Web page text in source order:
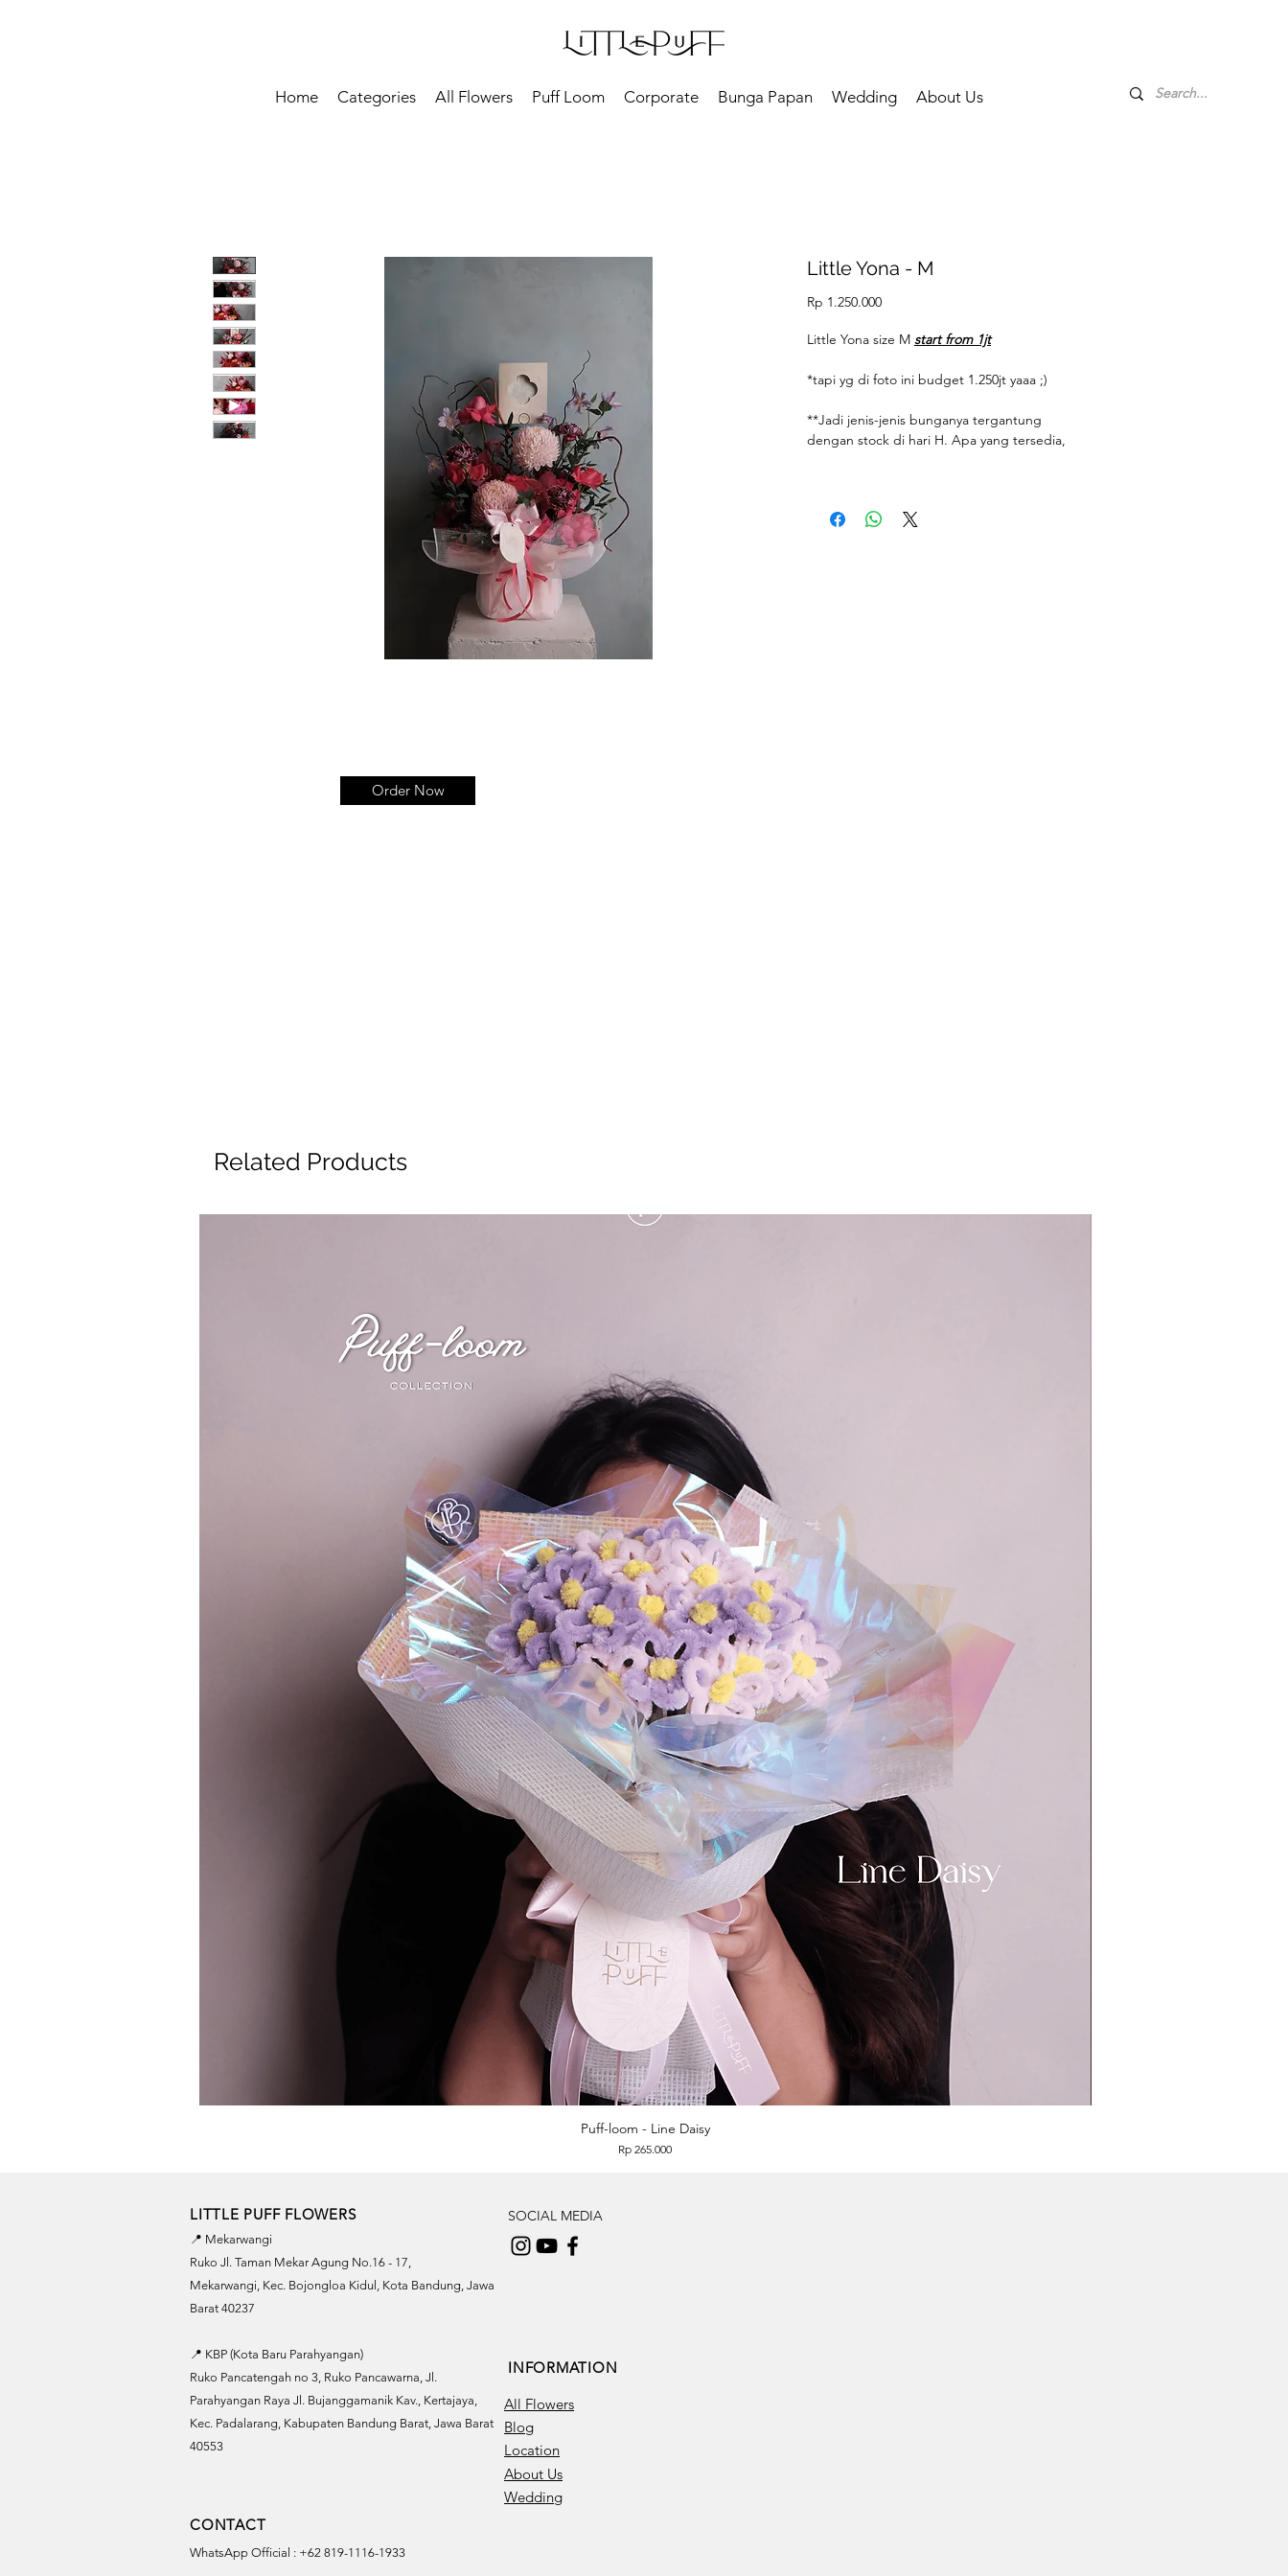
Home Categories All Flowers Puff Loom Corporate Bunga Papan Wedding About Us
Order Now
Related Products
Quick View
Puff-loom - Line Daisy
Price
Rp 265.000
Little Yona - M
Rp 1.250.000Price
Little Yona size M start from 1jt
*tapi yg di foto ini budget 1.250jt yaaa ;)
**Jadi jenis-jenis bunganya tergantung
dengan stock di hari H. Apa yang tersedia,
warna bunganya.
LITTLE PUFF FLOWERS
📍 Mekarwangi
Ruko Jl. Taman Mekar Agung No.16 - 17,
Mekarwangi, Kec. Bojongloa Kidul, Kota Bandung, Jawa
Barat 40237
📍 KBP (Kota Baru Parahyangan)
Ruko Pancatengah no 3, Ruko Pancawarna, Jl.
Parahyangan Raya Jl. Bujanggamanik Kav., Kertajaya,
Kec. Padalarang, Kabupaten Bandung Barat, Jawa Barat
40553
CONTACT
WhatsApp Official : +62 819-1116-1933
SOCIAL MEDIA
INFORMATION
All Flowers
Blog
Location
About Us
Wedding